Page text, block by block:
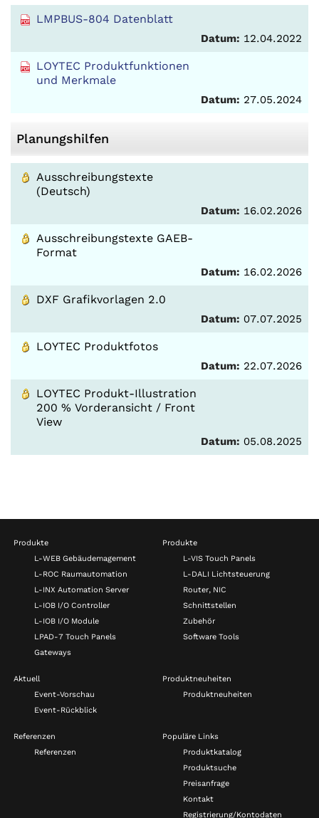
LMPBUS-804 Datenblatt
Datum: 12.04.2022
LOYTEC Produktfunktionen
und Merkmale
Datum: 27.05.2024
Planungshilfen
Ausschreibungstexte
(Deutsch)
Datum: 16.02.2026
Ausschreibungstexte GAEB-
Format
Datum: 16.02.2026
DXF Grafikvorlagen 2.0
Datum: 07.07.2025
LOYTEC Produktfotos
Datum: 22.07.2026
LOYTEC Produkt-Illustration
200 % Vorderansicht / Front
View
Datum: 05.08.2025
Produkte
L-WEB Gebäudemagement
L-ROC Raumautomation
L-INX Automation Server
L-IOB I/O Controller
L-IOB I/O Module
LPAD-7 Touch Panels
Gateways
Produkte
L-VIS Touch Panels
L-DALI Lichtsteuerung
Router, NIC
Schnittstellen
Zubehör
Software Tools
Aktuell
Event-Vorschau
Event-Rückblick
Produktneuheiten
Produktneuheiten
Referenzen
Referenzen
Populäre Links
Produktkatalog
Produktsuche
Preisanfrage
Kontakt
Registrierung/Kontodaten